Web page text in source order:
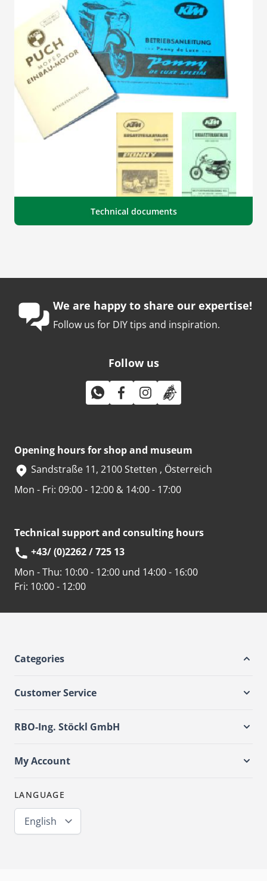
Technical documents
We are happy to share our expertise!
Follow us for DIY tips and inspiration.
Follow us
Opening hours for shop and museum
Sandstraße 11, 2100 Stetten , Österreich
Mon - Fri: 09:00 - 12:00 & 14:00 - 17:00
Technical support and consulting hours
+43/ (0)2262 / 725 13
Mon - Thu: 10:00 - 12:00 und 14:00 - 16:00
Fri: 10:00 - 12:00
Categories
Customer Service
RBO-Ing. Stöckl GmbH
My Account
LANGUAGE
English